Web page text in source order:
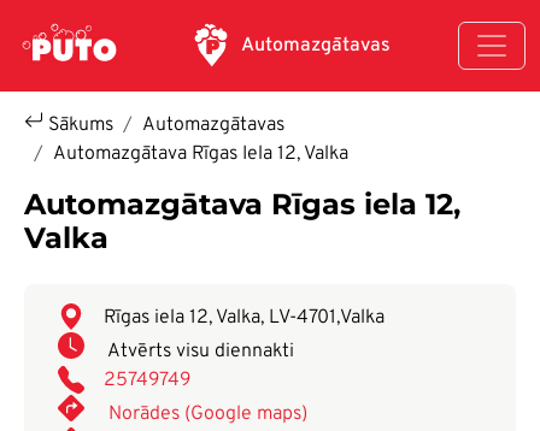
Automazgātavas
Sākums
Automazgātavas
Automazgātava Rīgas Iela 12, Valka
Automazgātava Rīgas iela 12,
Valka
Rīgas iela 12, Valka, LV-4701,Valka
Atvērts visu diennakti
25749749
Norādes (Google maps)